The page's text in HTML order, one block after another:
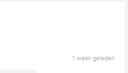
1 week geleden